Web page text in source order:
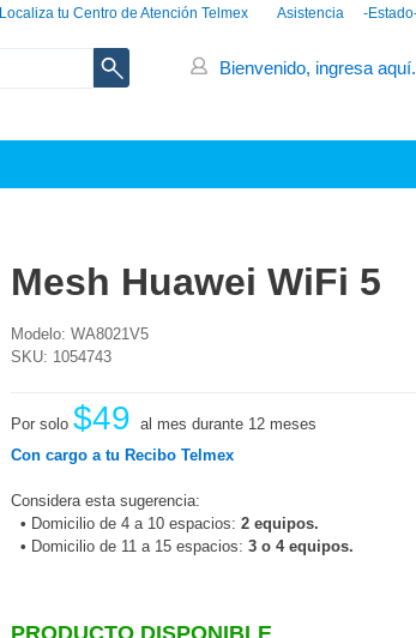
Asistencia
Localiza tu Centro de Atención Telmex
Bienvenido, ingresa aquí.
Mesh Huawei WiFi 5
Modelo: WA8021V5
SKU: 1054743
Por solo $49 al mes durante 12 meses
Con cargo a tu Recibo Telmex
Considera esta sugerencia:
• Domicilio de 4 a 10 espacios: 2 equipos.
• Domicilio de 11 a 15 espacios: 3 o 4 equipos.
PRODUCTO DISPONIBLE